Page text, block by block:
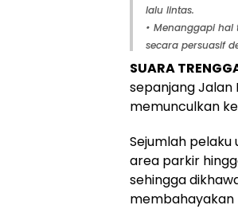
lalu lintas.
• Menanggapi hal
secara persuasif
SUARA
sepanjang Jalan
memunculkan
Sejumlah
area parkir
sehingga
membahayakan